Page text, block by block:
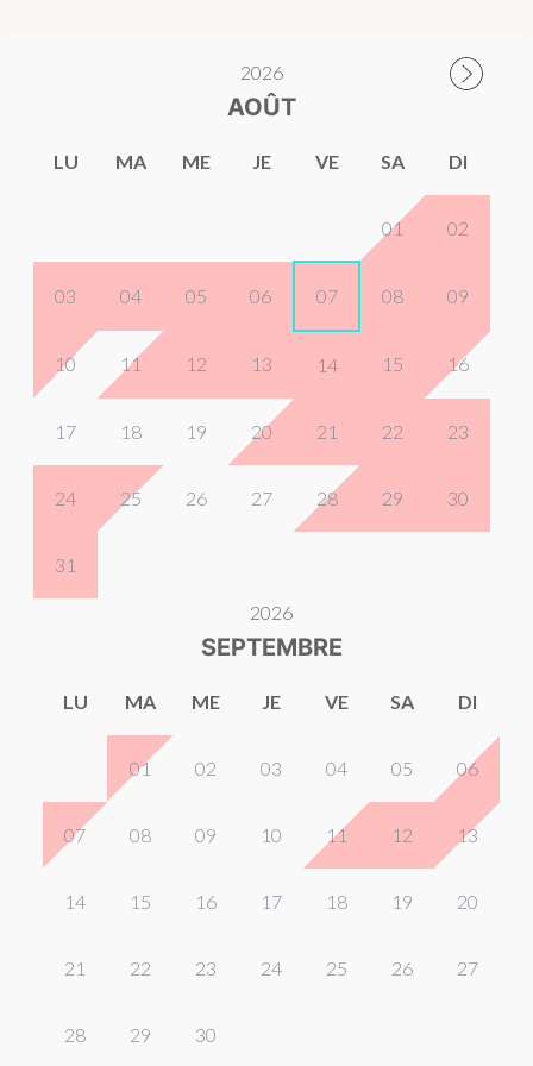
2026
AOÛT
LU MA ME JE VE SA DI
01 02
03 04 05 06 07 08 09
10 11 12 13 14 15 16
17 18 19 20 21 22 23
24 25 26 27 28 29 30
31
2026
SEPTEMBRE
LU MA ME JE VE SA DI
01 02 03 04 05 06
07 08 09 10 11 12 13
14 15 16 17 18 19 20
21 22 23 24 25 26 27
28 29 30